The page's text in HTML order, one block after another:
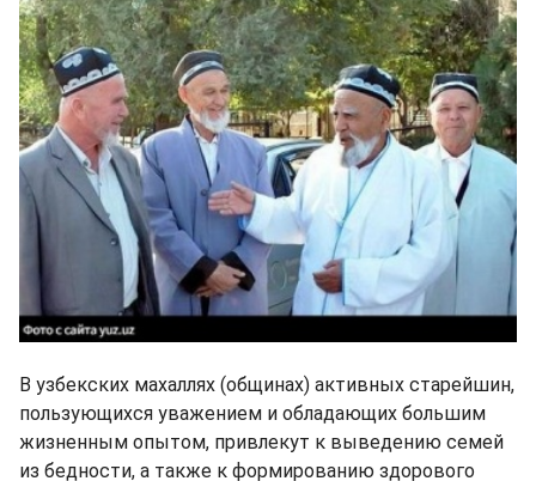
В узбекских махаллях (общинах) активных старейшин,
пользующихся уважением и обладающих большим
жизненным опытом, привлекут к выведению семей
из бедности, а также к формированию здорового